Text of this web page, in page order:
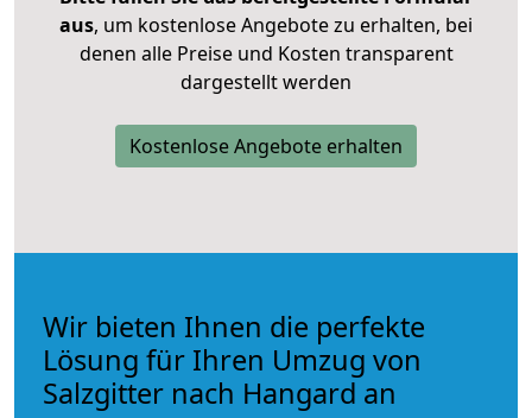
aus, um kostenlose Angebote zu erhalten, bei
denen alle Preise und Kosten transparent
dargestellt werden
Kostenlose Angebote erhalten
Wir bieten Ihnen die perfekte
Lösung für Ihren Umzug von
Salzgitter nach Hangard an